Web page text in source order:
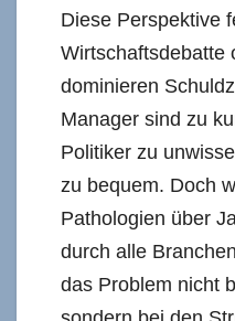
Diese Perspektive
Wirtschaftsdebatte
dominieren
Manager sind zu
Politiker zu
zu bequem. Doch
Pathologien über
durch alle
das Problem nicht